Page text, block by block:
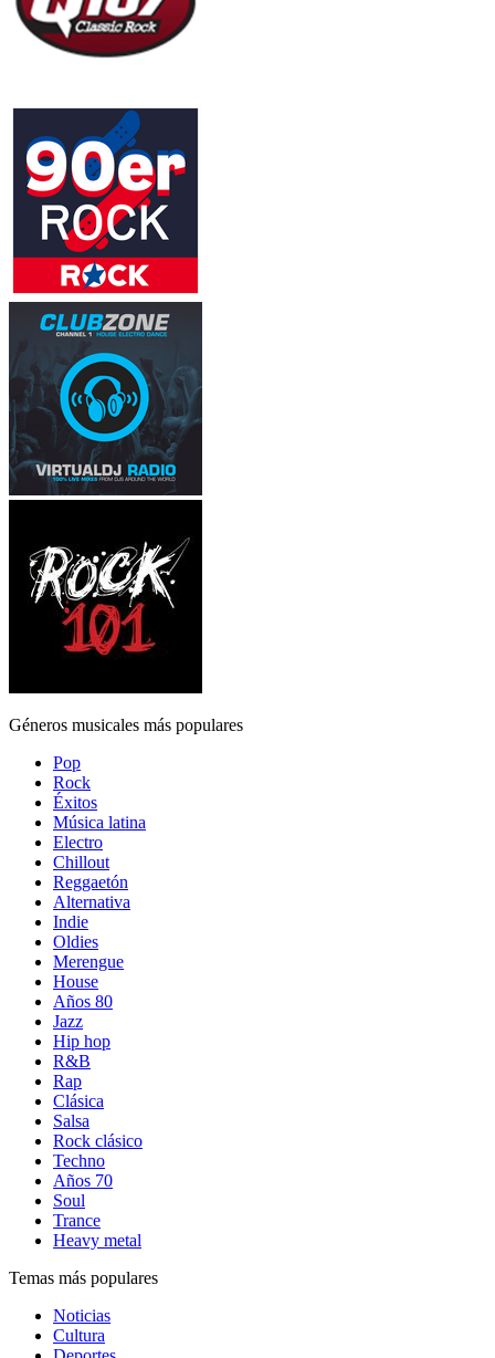
Géneros musicales más populares
Pop
Rock
Éxitos
Música latina
Electro
Chillout
Reggaetón
Alternativa
Indie
Oldies
Merengue
House
Años 80
Jazz
Hip hop
R&B
Rap
Clásica
Salsa
Rock clásico
Techno
Años 70
Soul
Trance
Heavy metal
Temas más populares
Noticias
Cultura